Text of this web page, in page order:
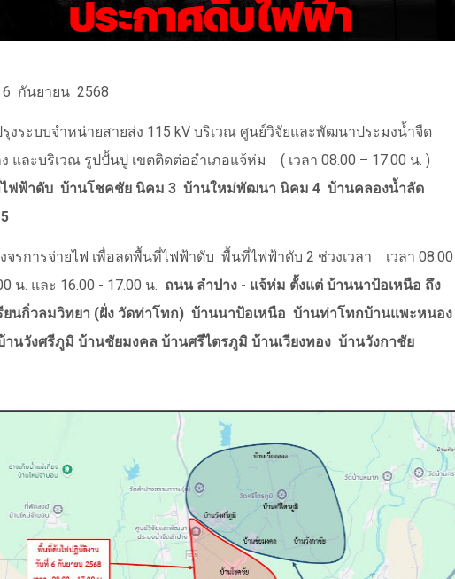
6 กันยายน 2568
งระบบจำหน่ายสายส่ง 115 kV บริเวณ ศูนย์วิจัยและพัฒนาประมงน้ำจืด
และบริเวณ รูปปั้นปู เขตติดต่ออำเภอแจ้ห่ม
( เวลา 08.00 – 17.00 น. )
ฟฟ้าดับ บ้านโชคชัย นิคม 3 บ้านใหม่พัฒนา นิคม 4 บ้านคลองน้ำลัด
จรการจ่ายไฟ เพื่อลดพื้นที่ไฟฟ้าดับ พื้นที่ไฟฟ้าดับ 2 ช่วงเวลา
เวลา 08.00
น. และ 16.00 - 17.00 น. ถนน ลำปาง - แจ้ห่ม ตั้งแต่ บ้านนาป้อเหนือ ถึง
ยนกิ่วลมวิทยา (ฝั่ง วัดท่าโทก) บ้านนาป้อเหนือ บ้านท่าโทกบ้านแพะหนอง
านวังศรีภูมิ บ้านชัยมงคล บ้านศรีไตรภูมิ บ้านเวียงทอง บ้านวังกาชัย